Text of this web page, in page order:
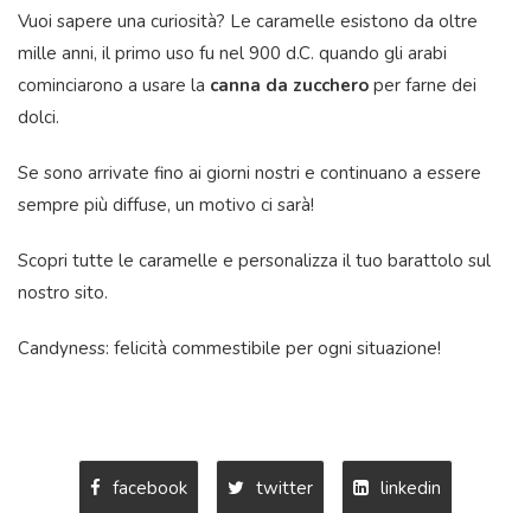
Vuoi sapere una curiosità? Le caramelle esistono da oltre
mille anni, il primo uso fu nel 900 d.C. quando gli arabi
cominciarono a usare la canna da zucchero per farne dei
dolci.
Se sono arrivate fino ai giorni nostri e continuano a essere
sempre più diffuse, un motivo ci sarà!
Scopri tutte le caramelle e personalizza il tuo barattolo sul
nostro sito.
Candyness: felicità commestibile per ogni situazione!
facebook twitter linkedin